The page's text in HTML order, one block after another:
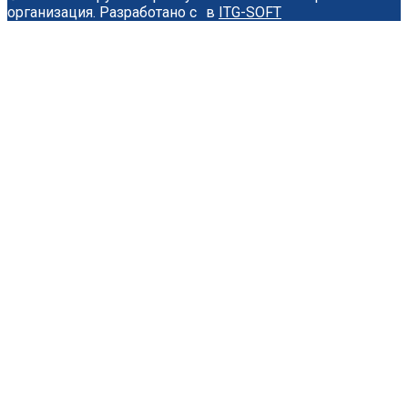
организация. Разработано с в ITG-SOFT